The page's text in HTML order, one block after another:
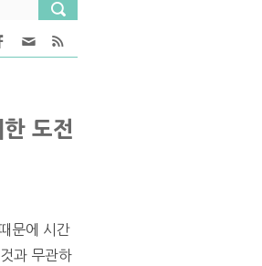
도전
문에 시간
과 무관하